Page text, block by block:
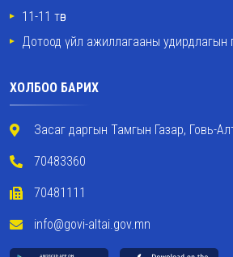
11-11 төв
Дотоод үйл ажиллагааны удирдлагын
ХОЛБОО БАРИХ
Засаг даргын Тамгын Газар, Говь-
70483360
70481111
info@govi-altai.gov.mn